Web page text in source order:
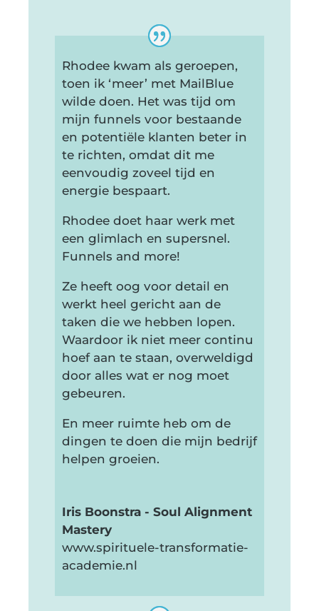
Rhodee kwam als geroepen,
toen ik ‘meer’ met MailBlue
wilde doen. Het was tijd om
mijn funnels voor bestaande
en potentiële klanten beter in
te richten, omdat dit me
eenvoudig zoveel tijd en
energie bespaart.
Rhodee doet haar werk met
een glimlach en supersnel.
Funnels and more!
Ze heeft oog voor detail en
werkt heel gericht aan de
taken die we hebben lopen.
Waardoor ik niet meer continu
hoef aan te staan, overweldigd
door alles wat er nog moet
gebeuren.
En meer ruimte heb om de
dingen te doen die mijn bedrijf
helpen groeien.
Iris Boonstra - Soul Alignment
Mastery
www.spirituele-transformatie-
academie.nl